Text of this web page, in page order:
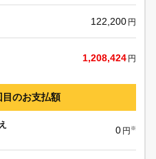
122,200 円
1,208,424 円
のお支払額
0 円 ※